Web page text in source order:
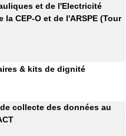
et de l'Electricité
la CEP-O et de l'ARSPE (Tour
& kits de dignité
collecte des données au